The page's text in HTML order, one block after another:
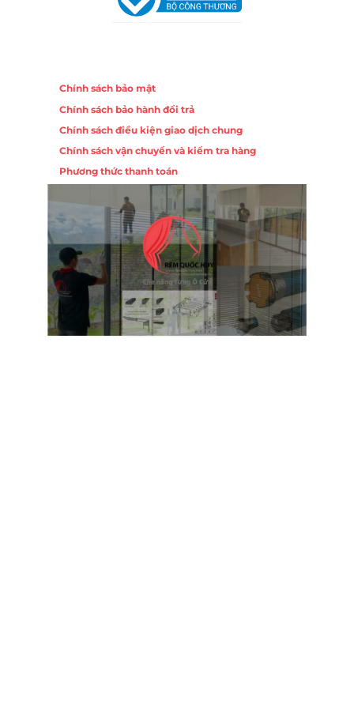
Chính sách bảo mật
Chính sách bảo hành đổi trả
Chính sách điều kiện giao dịch chung
Chính sách vận chuyển và kiểm tra hàng
Phương thức thanh toán